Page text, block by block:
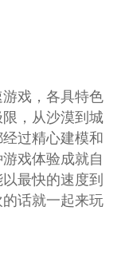
戏，各具特色
，从沙漠到城
过精心建模和
戏体验成就自
最快的速度到
话就一起来玩